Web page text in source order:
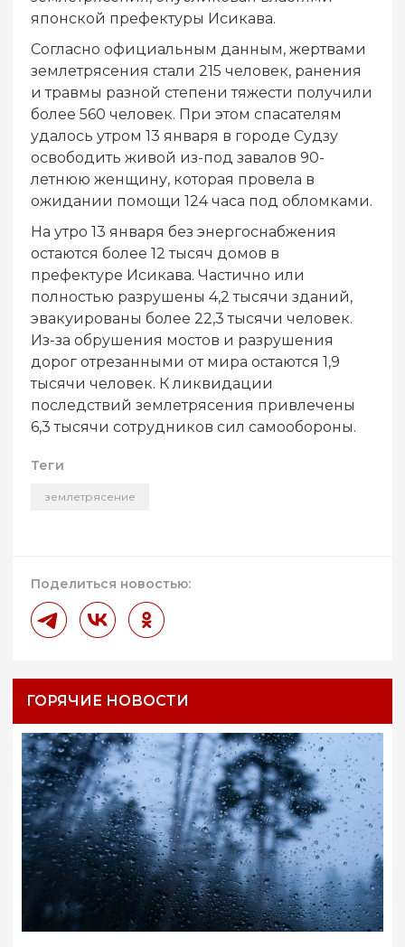
японской префектуры Исикава.
Согласно официальным данным, жертвами
землетрясения стали 215 человек, ранения
и травмы разной степени тяжести получили
более 560 человек. При этом спасателям
удалось утром 13 января в городе Судзу
освободить живой из-под завалов 90-
летнюю женщину, которая провела в
ожидании помощи 124 часа под обломками.
На утро 13 января без энергоснабжения
остаются более 12 тысяч домов в
префектуре Исикава. Частично или
полностью разрушены 4,2 тысячи зданий,
эвакуированы более 22,3 тысячи человек.
Из-за обрушения мостов и разрушения
дорог отрезанными от мира остаются 1,9
тысячи человек. К ликвидации
последствий землетрясения привлечены
6,3 тысячи сотрудников сил самообороны.
Теги
землетрясение
Поделиться новостью:
ГОРЯЧИЕ НОВОСТИ